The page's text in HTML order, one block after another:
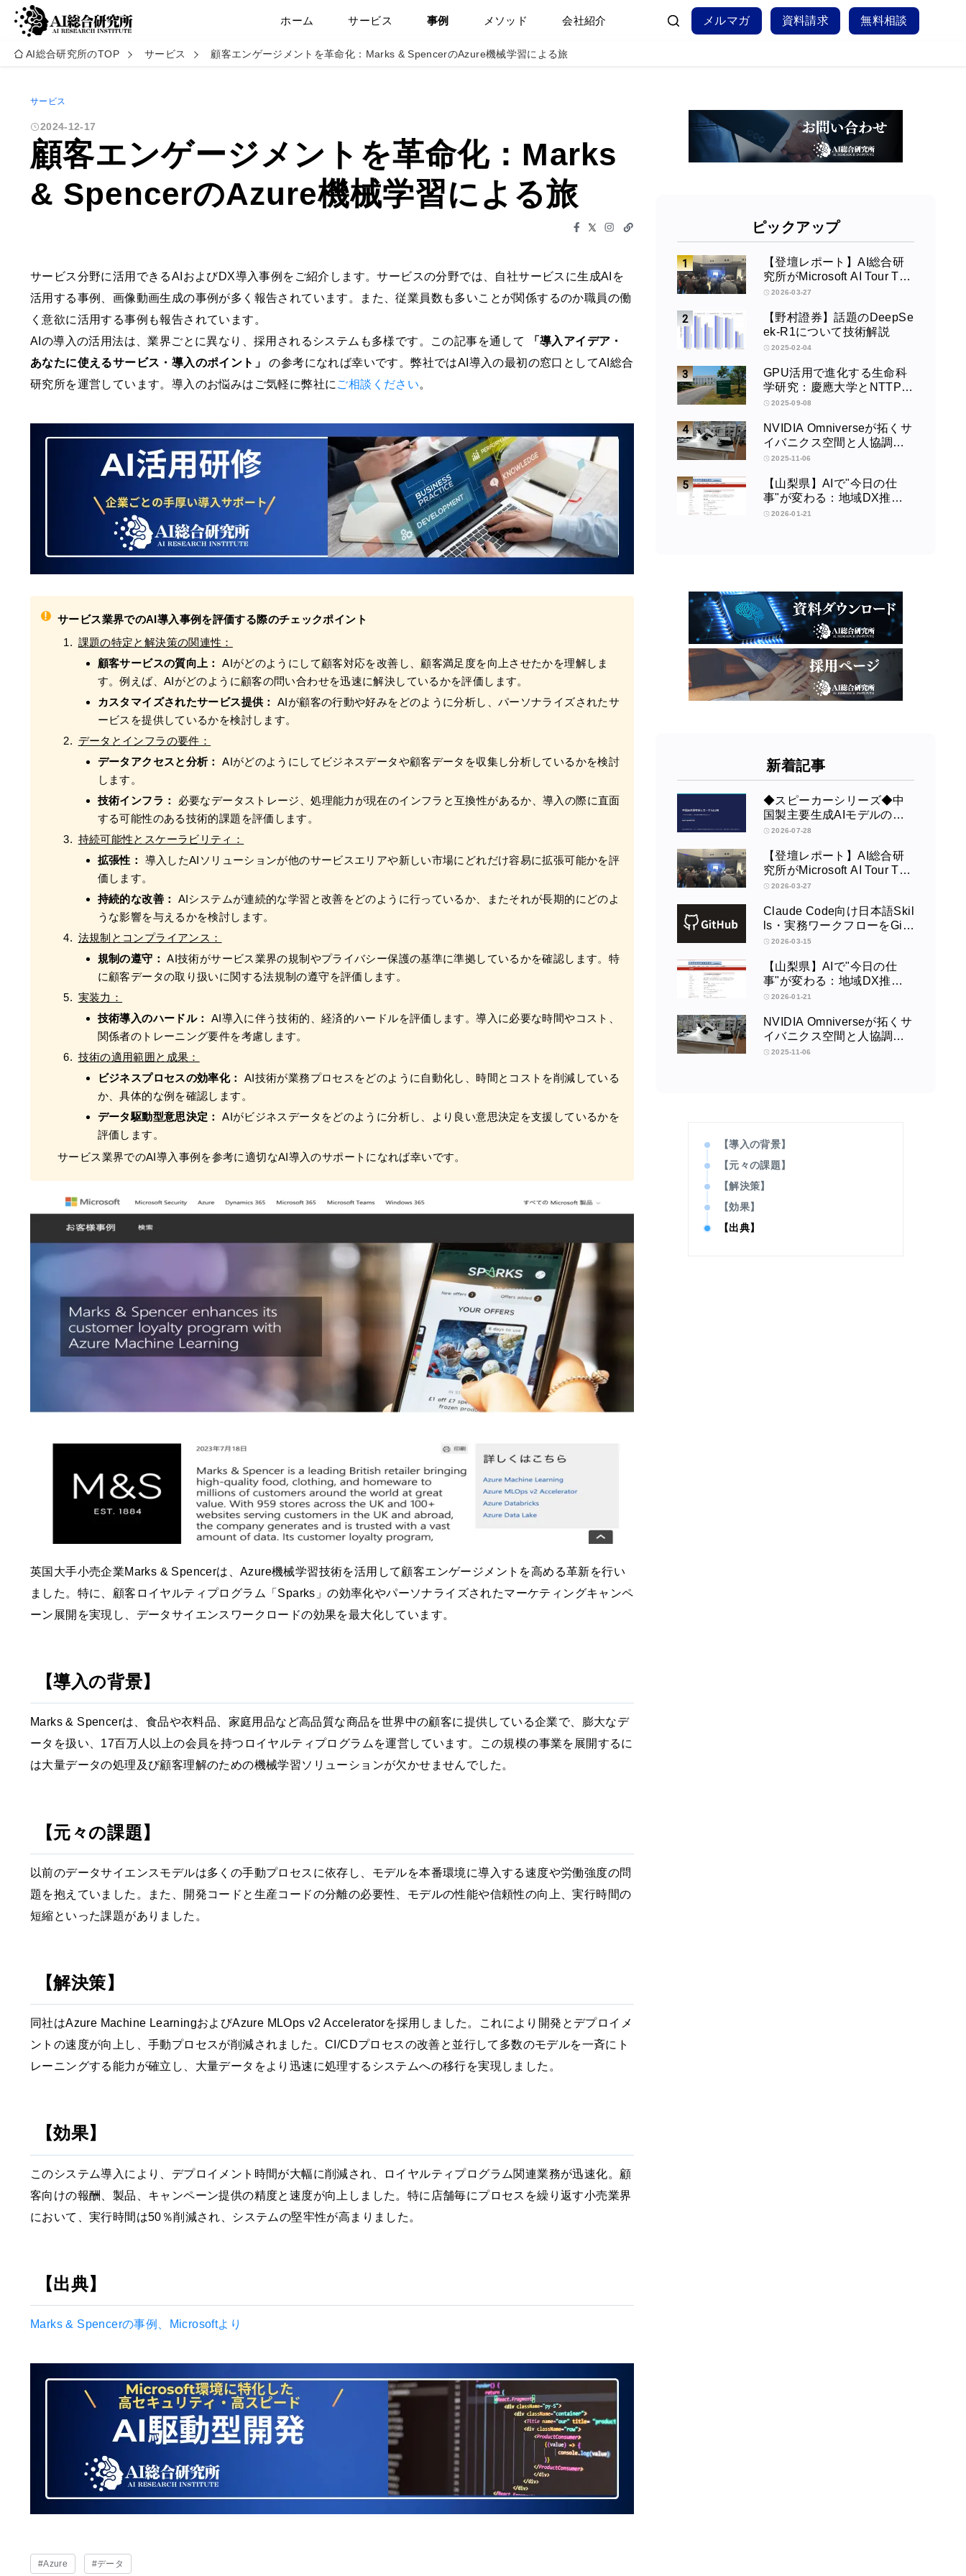
ホーム サービス 事例 メソッド 会社紹介 メルマガ 資料請求 無料相談
AI総合研究所のTOP サービス 顧客エンゲージメントを革命化：Marks & SpencerのAzure機械学習による旅
サービス
2024-12-17
顧客エンゲージメントを革命化：Marks
& SpencerのAzure機械学習による旅
サービス分野に活用できるAIおよびDX導入事例をご紹介します。サービスの分野では、自社サービスに生成AIを
活用する事例、画像動画生成の事例が多く報告されています。また、従業員数も多いことが関係するのか職員の働
く意欲に活用する事例も報告されています。
AIの導入の活用法は、業界ごとに異なり、採用されるシステムも多様です。この記事を通して
「導入アイデア・
あなたに使えるサービス・導入のポイント」
の参考になれば幸いです。弊社ではAI導入の最初の窓口としてAI総合
研究所を運営しています。導入のお悩みはご気軽に弊社に ご相談ください。
!
サービス業界でのAI導入事例を評価する際のチェックポイント
課題の特定と解決策の関連性：
顧客サービスの質向上：
AIがどのようにして顧客対応を改善し、顧客満足度を向上させたかを理解しま
す。例えば、AIがどのように顧客の問い合わせを迅速に解決しているかを評価します。
カスタマイズされたサービス提供：
AIが顧客の行動や好みをどのように分析し、パーソナライズされたサ
ービスを提供しているかを検討します。
データとインフラの要件：
データアクセスと分析：
AIがどのようにしてビジネスデータや顧客データを収集し分析しているかを検討
します。
技術インフラ：
必要なデータストレージ、処理能力が現在のインフラと互換性があるか、導入の際に直面
する可能性のある技術的課題を評価します。
持続可能性とスケーラビリティ：
拡張性：
導入したAIソリューションが他のサービスエリアや新しい市場にどれだけ容易に拡張可能かを評
価します。
持続的な改善：
AIシステムが連続的な学習と改善をどのように行っているか、またそれが長期的にどのよ
うな影響を与えるかを検討します。
法規制とコンプライアンス：
規制の遵守： AI技術がサービス業界の規制やプライバシー保護の基準に準拠しているかを確認します。特
に顧客データの取り扱いに関する法規制の遵守を評価します。
実装力：
技術導入のハードル：
AI導入に伴う技術的、経済的ハードルを評価します。導入に必要な時間やコスト、
関係者のトレーニング要件を考慮します。
技術の適用範囲と成果：
ビジネスプロセスの効率化：
AI技術が業務プロセスをどのように自動化し、時間とコストを削減している
か、具体的な例を確認します。
データ駆動型意思決定：
AIがビジネスデータをどのように分析し、より良い意思決定を支援しているかを
評価します。
サービス業界でのAI導入事例を参考に適切なAI導入のサポートになれば幸いです。
英国大手小売企業Marks & Spencerは、Azure機械学習技術を活用して顧客エンゲージメントを高める革新を行い
ました。特に、顧客ロイヤルティプログラム「Sparks」の効率化やパーソナライズされたマーケティングキャンペ
ーン展開を実現し、データサイエンスワークロードの効果を最大化しています。
【導入の背景】
Marks & Spencerは、食品や衣料品、家庭用品など高品質な商品を世界中の顧客に提供している企業で、膨大なデ
ータを扱い、17百万人以上の会員を持つロイヤルティプログラムを運営しています。この規模の事業を展開するに
は大量データの処理及び顧客理解のための機械学習ソリューションが欠かせませんでした。
【元々の課題】
以前のデータサイエンスモデルは多くの手動プロセスに依存し、モデルを本番環境に導入する速度や労働強度の問
題を抱えていました。また、開発コードと生産コードの分離の必要性、モデルの性能や信頼性の向上、実行時間の
短縮といった課題がありました。
【解決策】
同社はAzure Machine LearningおよびAzure MLOps v2 Acceleratorを採用しました。これにより開発とデプロイメ
ントの速度が向上し、手動プロセスが削減されました。CI/CDプロセスの改善と並行して多数のモデルを一斉にト
レーニングする能力が確立し、大量データをより迅速に処理するシステムへの移行を実現しました。
【効果】
このシステム導入により、デプロイメント時間が大幅に削減され、ロイヤルティプログラム関連業務が迅速化。顧
客向けの報酬、製品、キャンペーン提供の精度と速度が向上しました。特に店舗毎にプロセスを繰り返す小売業界
において、実行時間は50％削減され、システムの堅牢性が高まりました。
【出典】
Marks & Spencerの事例、Microsoftより
#Azure #データ
ピックアップ
【登壇レポート】AI総合研
究所がMicrosoft AI Tour Tok
yoで発表 ― Azure OpenAI
ージェント構築
2026-03-27
【野村證券】話題のDeepSe
ek-R1について技術解説
2025-02-04
GPU活用で進化する生命科
学研究：慶應大学とNTTPC
の取り組みインタビュー
2025-09-08
NVIDIA Omniverseが拓くサ
イバニクス空間と人協調型
ロボティクスの未来：筑波
ターの取り組みインタビュ
ー
2025-11-06
【山梨県】AIで"今日の仕
事"が変わる：地域DX推進
協議会講演会
2026-01-21
新着記事
◆スピーカーシリーズ◆中
国製主要生成AIモデルの全
体像【野村證券】
2026-07-28
【登壇レポート】AI総合研
究所がMicrosoft AI Tour Tok
yoで発表 ― Azure OpenAI
ージェント構築
2026-03-27
Claude Code向け日本語Skil
ls・実務ワークフローをGit
Hubで公開
2026-03-15
【山梨県】AIで"今日の仕
事"が変わる：地域DX推進
協議会講演会
2026-01-21
NVIDIA Omniverseが拓くサ
イバニクス空間と人協調型
ロボティクスの未来：筑波
2025-11-06
【導入の背景】
【元々の課題】
【解決策】
【効果】
【出典】